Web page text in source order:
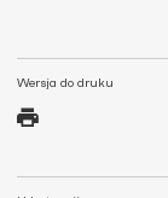
Wersja do druku